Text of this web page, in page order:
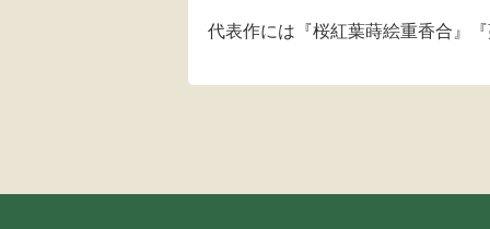
代表作には『桜紅葉蒔絵重香合』